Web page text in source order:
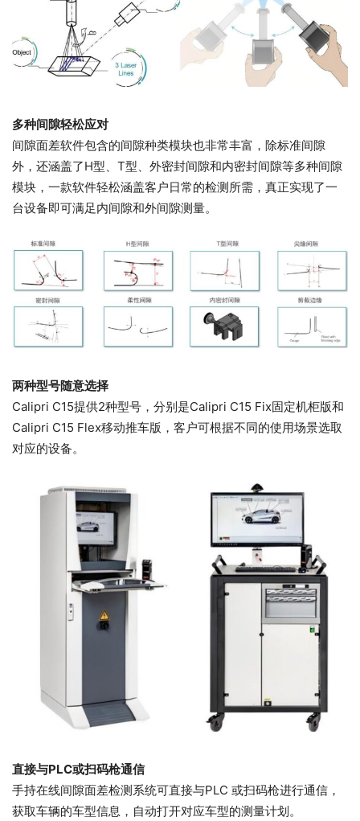
多种间隙轻松应对
间隙面差软件包含的间隙种类模块也非常丰富，除标准间隙
外，还涵盖了H型、T型、外密封间隙和内密封间隙等多种间隙
模块，一款软件轻松涵盖客户日常的检测所需，真正实现了一
台设备即可满足内间隙和外间隙测量。
两种型号随意选择
Calipri C15提供2种型号，分别是Calipri C15 Fix固定机柜版和
Calipri C15 Flex移动推车版，客户可根据不同的使用场景选取
对应的设备。
直接与PLC或扫码枪通信
手持在线间隙面差检测系统可直接与PLC 或扫码枪进行通信，
获取车辆的车型信息，自动打开对应车型的测量计划。